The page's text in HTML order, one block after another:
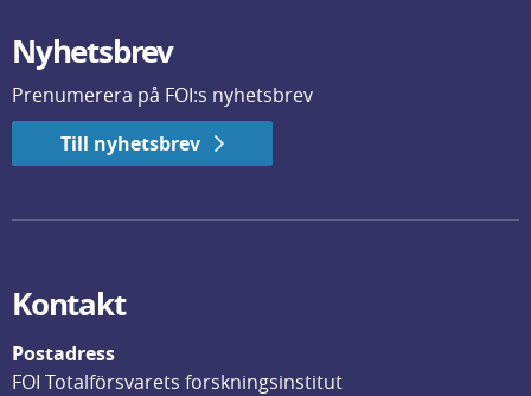
Nyhetsbrev
Prenumerera på FOI:s nyhetsbrev
Till nyhetsbrev
Kontakt
Postadress
FOI Totalförsvarets forskningsinstitut